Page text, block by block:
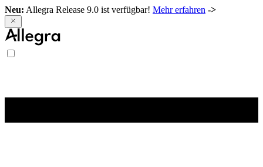
Neu: Allegra Release 9.0 ist verfügbar! Mehr erfahren ->